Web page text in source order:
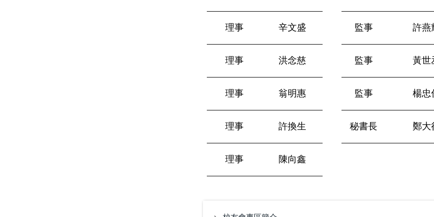
理事 辛文盛 監事 許燕
理事 洪念慈 監事 黃世
理事 翁明惠 監事 楊忠
理事 許換生 秘書長 鄭大
理事 陳向鑫